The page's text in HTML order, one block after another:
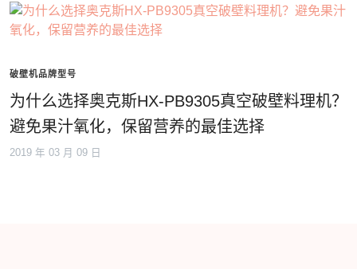
破壁机品牌型号
为什么选择奥克斯HX-PB9305真空破壁料理机？
避免果汁氧化，保留营养的最佳选择
2019 年 03 月 09 日